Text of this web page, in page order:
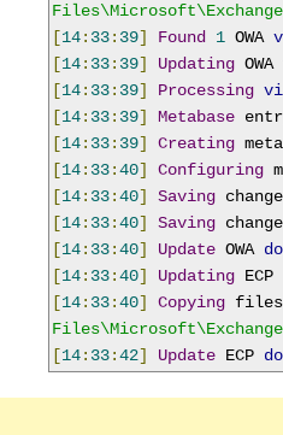
[14: 33: 39] Found 1 OWA
[14: 33: 39] Updating OWA
[14: 33: 39] Processing
[14: 33: 39] Metabase
[14: 33: 39] Creating
[14: 33:40] Configuring
[14: 33:40] Saving
[14: 33:40] Saving
[14: 33:40] Update OWA
[14: 33:40] Updating
[14: 33:40] Copying files
[14: 33:42] Update ECP